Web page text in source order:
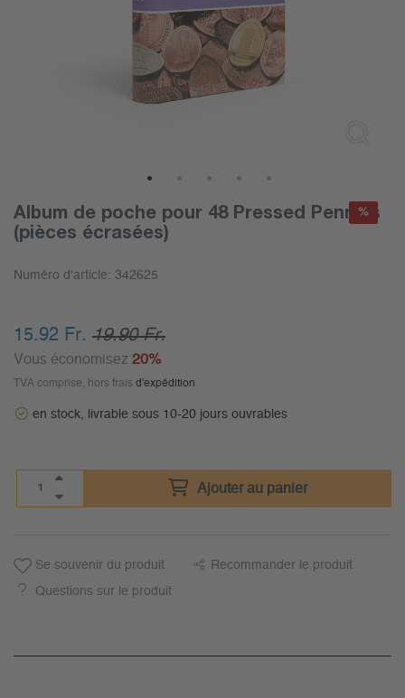
Album de poche pour 48 Pressed Pennies
(pièces écrasées)
Numéro d'article: 342625
15.92 Fr. 19.90 Fr.
Vous économisez 20%
TVA comprise, hors frais d'expédition
en stock, livrable sous 10-20 jours ouvrables
Ajouter au panier
%
Se souvenir du produit Recommander le produit
Questions sur le produit